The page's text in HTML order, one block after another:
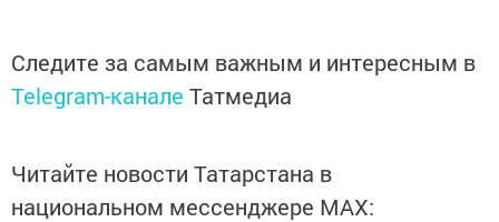
Следите за самым важным и интересным в
Telegram-канале Татмедиа
Читайте новости Татарстана в
национальном мессенджере MАХ: